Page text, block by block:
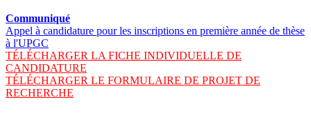
Communiqué
Appel à candidature pour les inscriptions en première année de thèse
à l'UPGC
TÉLÉCHARGER LA FICHE INDIVIDUELLE DE
CANDIDATURE
TÉLÉCHARGER LE FORMULAIRE DE PROJET DE
RECHERCHE